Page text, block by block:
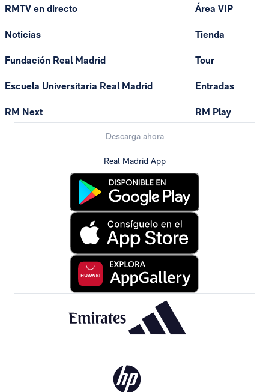
RMTV en directo
Noticias
Fundación Real Madrid
Escuela Universitaria Real Madrid
RM Next
Área VIP
Tienda
Tour
Entradas
RM Play
Descarga ahora
Real Madrid App